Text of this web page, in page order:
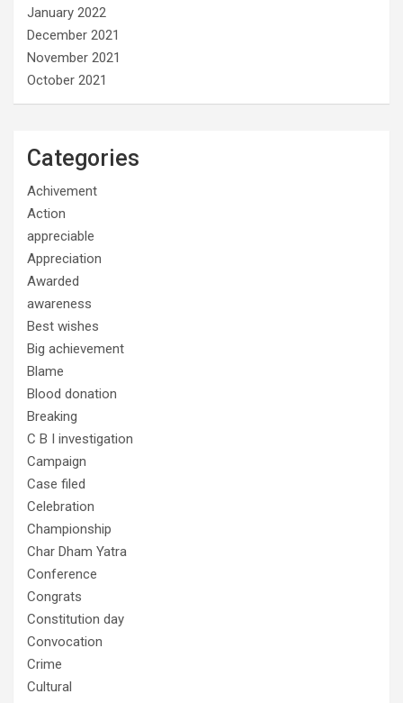
January 2022
December 2021
November 2021
October 2021
Categories
Achivement
Action
appreciable
Appreciation
Awarded
awareness
Best wishes
Big achievement
Blame
Blood donation
Breaking
C B I investigation
Campaign
Case filed
Celebration
Championship
Char Dham Yatra
Conference
Congrats
Constitution day
Convocation
Crime
Cultural